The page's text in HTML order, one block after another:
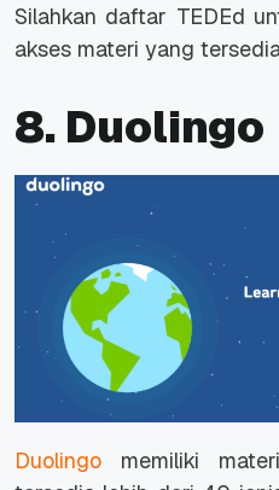
Silahkan daftar TEDEd
akses materi yang
8. Duolingo
Duolingo memiliki